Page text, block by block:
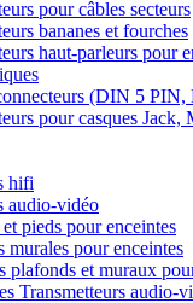
pour câbles secteurs
bananes et fourches
haut-parleurs pour
(DIN 5
pour casques
hifi
audio-vidéo
pieds pour enceintes
murales pour enceintes
plafonds et muraux
Transmetteurs audio-